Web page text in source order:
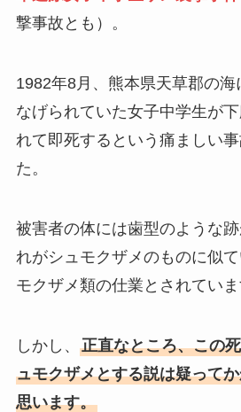
撃事故とも）。
1982年8月、熊本県天草郡の
なげられていた女子中学生が
れて即死するという痛ましい
た。
被害者の体には歯型のような
れがシュモクザメのものに似
モクザメ類の仕業とされていま
しかし、 正直なところ、この
ュモクザメとする説は疑って
思います。